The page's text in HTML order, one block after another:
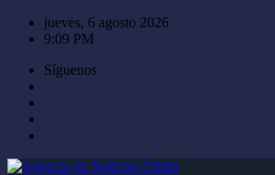
Saltar
jueves, 6 agosto 2026
9:09 PM
Síguenos